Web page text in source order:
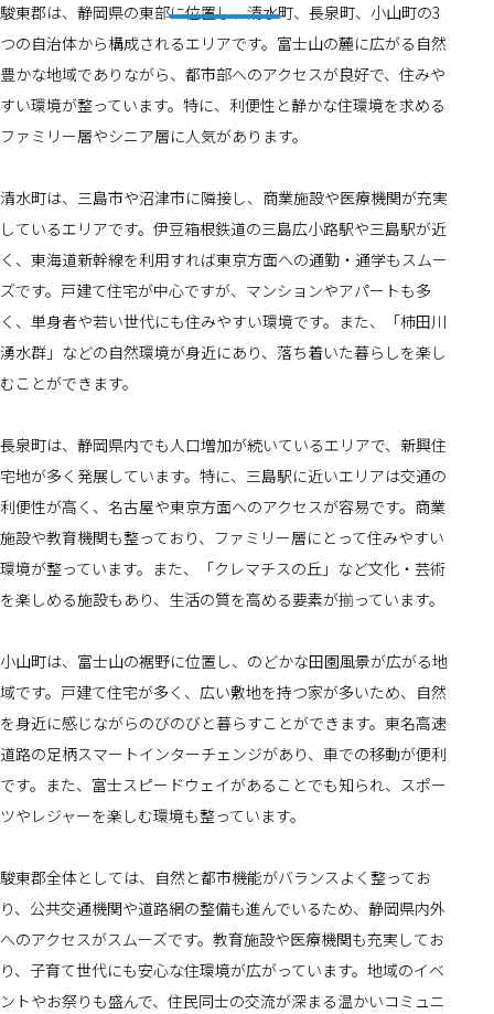
駿東郡は、静岡県の東部に位置し、清水町、長泉町、小山町の3
つの自治体から構成されるエリアです。富士山の麓に広がる自然
豊かな地域でありながら、都市部へのアクセスが良好で、住みや
すい環境が整っています。特に、利便性と静かな住環境を求める
ファミリー層やシニア層に人気があります。
清水町は、三島市や沼津市に隣接し、商業施設や医療機関が充実
しているエリアです。伊豆箱根鉄道の三島広小路駅や三島駅が近
く、東海道新幹線を利用すれば東京方面への通勤・通学もスムー
ズです。戸建て住宅が中心ですが、マンションやアパートも多
く、単身者や若い世代にも住みやすい環境です。また、「柿田川
湧水群」などの自然環境が身近にあり、落ち着いた暮らしを楽し
むことができます。
長泉町は、静岡県内でも人口増加が続いているエリアで、新興住
宅地が多く発展しています。特に、三島駅に近いエリアは交通の
利便性が高く、名古屋や東京方面へのアクセスが容易です。商業
施設や教育機関も整っており、ファミリー層にとって住みやすい
環境が整っています。また、「クレマチスの丘」など文化・芸術
を楽しめる施設もあり、生活の質を高める要素が揃っています。
小山町は、富士山の裾野に位置し、のどかな田園風景が広がる地
域です。戸建て住宅が多く、広い敷地を持つ家が多いため、自然
を身近に感じながらのびのびと暮らすことができます。東名高速
道路の足柄スマートインターチェンジがあり、車での移動が便利
です。また、富士スピードウェイがあることでも知られ、スポー
ツやレジャーを楽しむ環境も整っています。
駿東郡全体としては、自然と都市機能がバランスよく整ってお
り、公共交通機関や道路網の整備も進んでいるため、静岡県内外
へのアクセスがスムーズです。教育施設や医療機関も充実してお
り、子育て世代にも安心な住環境が広がっています。地域のイベ
ントやお祭りも盛んで、住民同士の交流が深まる温かいコミュニ